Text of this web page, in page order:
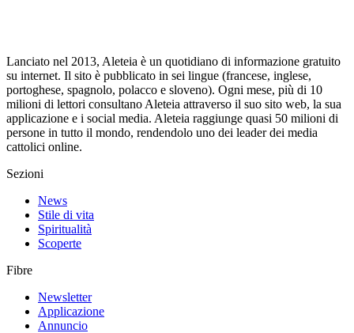
Lanciato nel 2013, Aleteia è un quotidiano di informazione gratuito
su internet. Il sito è pubblicato in sei lingue (francese, inglese,
portoghese, spagnolo, polacco e sloveno). Ogni mese, più di 10
milioni di lettori consultano Aleteia attraverso il suo sito web, la sua
applicazione e i social media. Aleteia raggiunge quasi 50 milioni di
persone in tutto il mondo, rendendolo uno dei leader dei media
cattolici online.
Sezioni
News
Stile di vita
Spiritualità
Scoperte
Fibre
Newsletter
Applicazione
Annuncio